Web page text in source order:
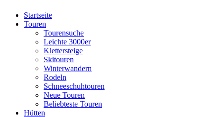
Startseite
Touren
Tourensuche
Leichte 3000er
Klettersteige
Skitouren
Winterwandern
Rodeln
Schneeschuhtouren
Neue Touren
Beliebteste Touren
Hütten